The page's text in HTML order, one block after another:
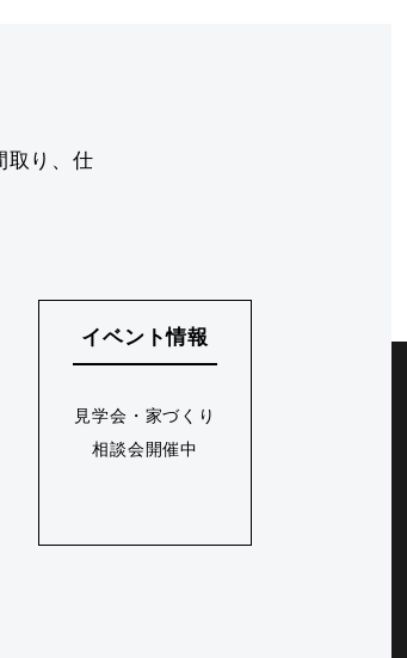
取り、仕
イベント情報
見学会・家づくり
相談会開催中